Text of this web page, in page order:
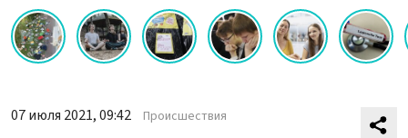
07 июля 2021, 09:42 Происшествия